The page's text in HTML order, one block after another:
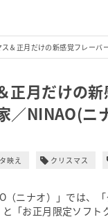
ス＆正月だけの新感覚フレー
正月だけの
／NINAO(ニ
映え クリスマス
（ニナオ）」では、
「お正月限定ソフ